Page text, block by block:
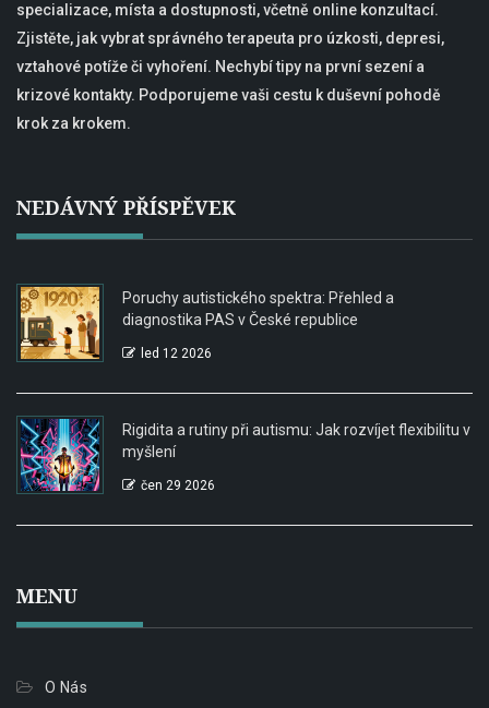
specializace, místa a dostupnosti, včetně online konzultací.
Zjistěte, jak vybrat správného terapeuta pro úzkosti, depresi,
vztahové potíže či vyhoření. Nechybí tipy na první sezení a
krizové kontakty. Podporujeme vaši cestu k duševní pohodě
krok za krokem.
NEDÁVNÝ PŘÍSPĚVEK
Poruchy autistického spektra: Přehled a
diagnostika PAS v České republice
led 12 2026
Rigidita a rutiny při autismu: Jak rozvíjet flexibilitu v
myšlení
čen 29 2026
MENU
O Nás